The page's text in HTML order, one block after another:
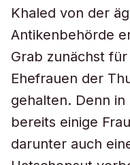
Khaled von der
Antikenbehörde
Grab zunächst
Ehefrauen der
gehalten. Denn
bereits einige
darunter auch